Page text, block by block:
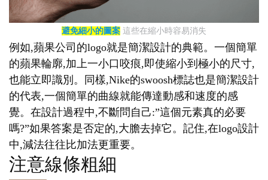
避免細小的圖案 這些在縮小時容易消失
例如,蘋果公司的logo就是簡潔設計的典範。一個簡單
的蘋果輪廓,加上一小口咬痕,即使縮小到極小的尺寸,
也能立即識別。同樣,Nike的swoosh標誌也是簡潔設計
的代表,一個簡單的曲線就能傳達動感和速度的感
覺。在設計過程中,不斷問自己:”這個元素真的必要
嗎?”如果答案是否定的,大膽去掉它。記住,在logo設計
中,減法往往比加法更重要。
注意線條粗細